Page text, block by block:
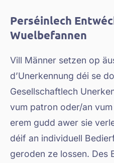
Perséinlech
Wuelbefannen
Vill Männer setzen op
d’Unerkennung déi se
Gesellschaftlech
vum patron oder/an
erem gudd awer sie
déif an individuell
geroden ze lossen. Des